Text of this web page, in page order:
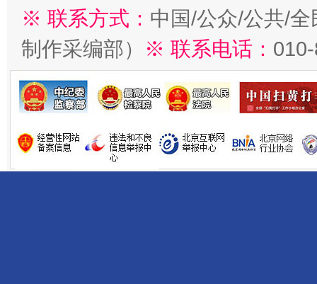
※ 联系方式： 中国/公众/公共/
制作采编部）
※ 联系电话：